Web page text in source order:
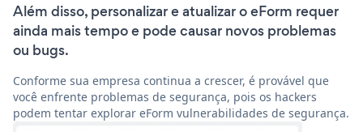
Além disso, personalizar e atualizar o eForm requer
ainda mais tempo e pode causar novos problemas
ou bugs.
Conforme sua empresa continua a crescer, é provável que
você enfrente problemas de segurança, pois os hackers
podem tentar explorar eForm vulnerabilidades de segurança.